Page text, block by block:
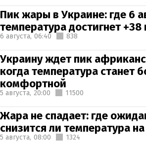
Пик жары в Украине: где 6
температура достигнет +38
6 августа, 06:40 838
Украину ждет пик
когда температура станет
комфортной
5 августа, 20:00 11500
Жара не спадает: где
снизится ли температура
5 августа, 08:00 1324